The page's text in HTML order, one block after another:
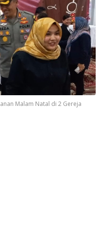
Malam Natal di 2 Gereja